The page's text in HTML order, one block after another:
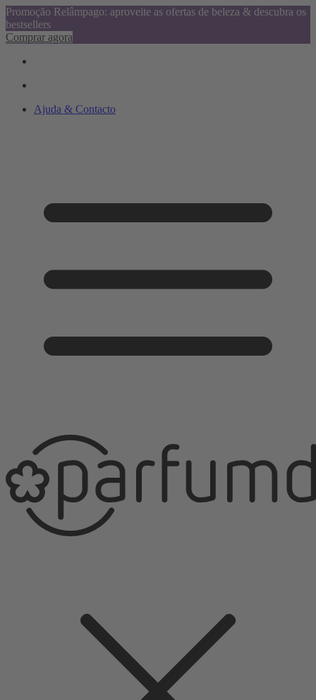
Promoção Relâmpago: aproveite as ofertas de beleza & descubra os
bestsellers
Comprar agora
Ajuda & Contacto